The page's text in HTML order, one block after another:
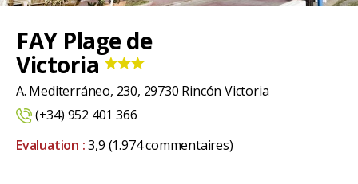
FAY Plage de
Victoria
A. Mediterráneo, 230, 29730 Rincón Victoria
(+34) 952 401 366
Evaluation :3,9 (1.974 commentaires)